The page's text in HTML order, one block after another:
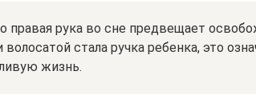
правая рука во сне предвещает
стала ручка ребенка, это
жизнь.